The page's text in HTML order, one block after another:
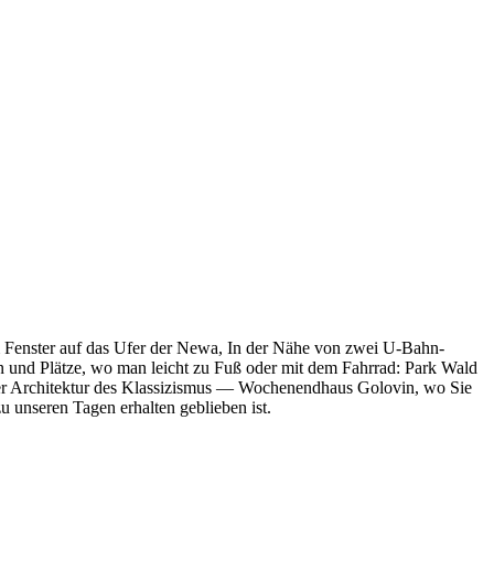
auf das Ufer der Newa, In der Nähe von zwei U-Bahn-
Plätze, wo man leicht zu Fuß oder mit dem Fahrrad: Park Wald
Architektur des Klassizismus — Wochenendhaus Golovin, wo Sie
Tagen erhalten geblieben ist.